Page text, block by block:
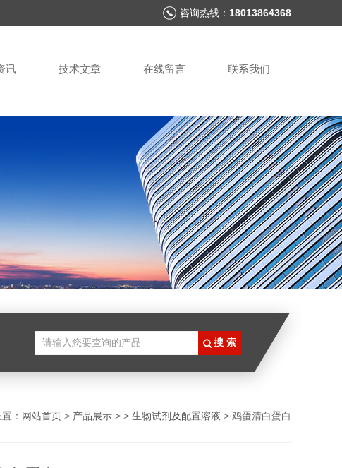
咨询热线： 18013864368
讯 技术文章 在线留言 联系我们
： 网站首页 > 产品展示 > > 生物试剂及配置溶液 > 鸡蛋清白蛋白